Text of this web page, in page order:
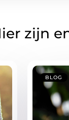
zijn
BLOG